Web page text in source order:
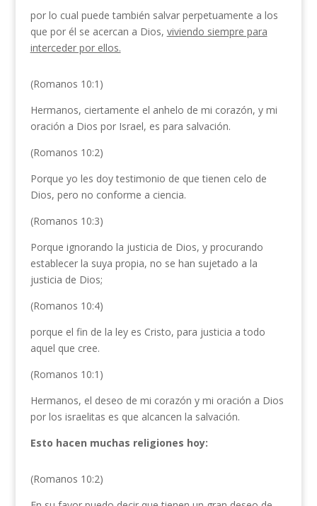
por lo cual puede también salvar perpetuamente a los
que por él se acercan a Dios, viviendo siempre para
interceder por ellos.
(Romanos 10:1)
Hermanos, ciertamente el anhelo de mi corazón, y mi
oración a Dios por Israel, es para salvación.
(Romanos 10:2)
Porque yo les doy testimonio de que tienen celo de
Dios, pero no conforme a ciencia.
(Romanos 10:3)
Porque ignorando la justicia de Dios, y procurando
establecer la suya propia, no se han sujetado a la
justicia de Dios;
(Romanos 10:4)
porque el fin de la ley es Cristo, para justicia a todo
aquel que cree.
(Romanos 10:1)
Hermanos, el deseo de mi corazón y mi oración a Dios
por los israelitas es que alcancen la salvación.
Esto hacen muchas religiones hoy:
(Romanos 10:2)